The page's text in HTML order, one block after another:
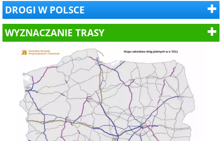
DROGI W POLSCE
WYZNACZANIE TRASY